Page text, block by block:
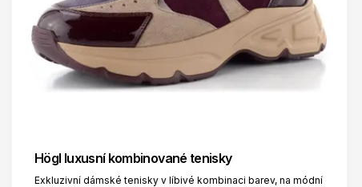
Högl luxusní kombinované tenisky
Exkluzivní dámské tenisky v líbivé kombinaci barev, na módní